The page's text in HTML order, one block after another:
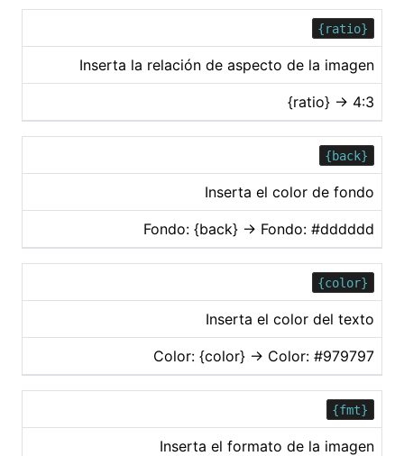
{ratio}
Inserta la relación de aspecto de la imagen
{ratio} → 4:3
{back}
Inserta el color de fondo
Fondo: {back} → Fondo: #dddddd
{color}
Inserta el color del texto
Color: {color} → Color: #979797
{fmt}
Inserta el formato de la imagen